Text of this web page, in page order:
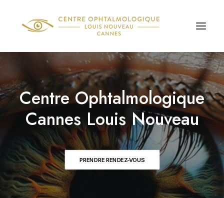
Centre Ophtalmologique
Cannes Louis Nouveau
PRENDRE RENDEZ-VOUS